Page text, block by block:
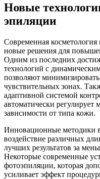
Новые
эпиляции
Современная косметология
новые решения для
Одним из последних
технологий с
позволяют
чувствительных зонах.
адаптивной системой
автоматически регулирует
зависимости от типа кожи.
Инновационные методики
воздействие различных
лучших результатов за
Некоторые современные
фотоэпиляции, которая
усиливает эффект